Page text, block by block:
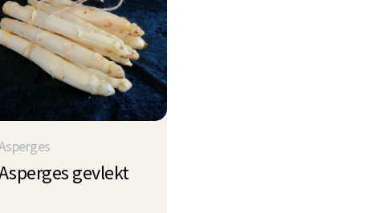
gevlekt